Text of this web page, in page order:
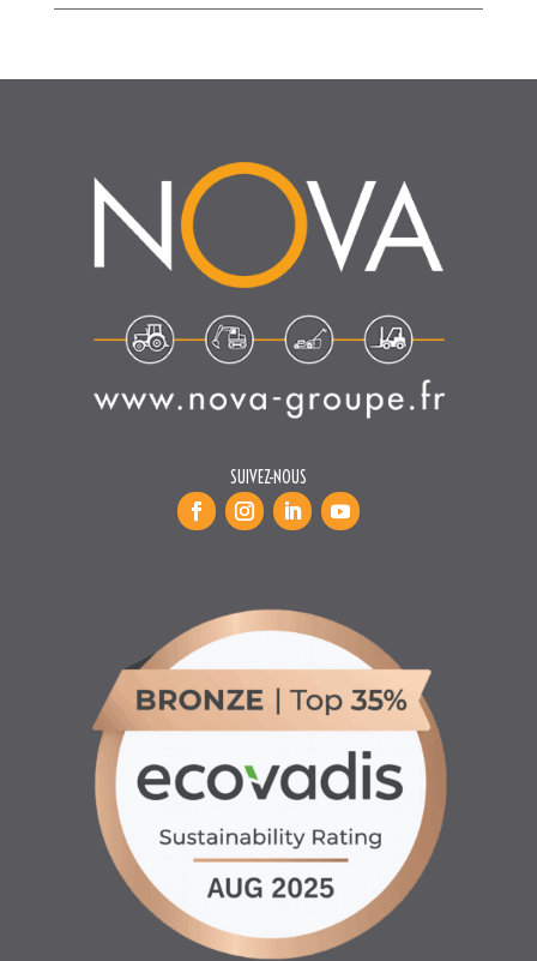
SUIVEZ-NOUS